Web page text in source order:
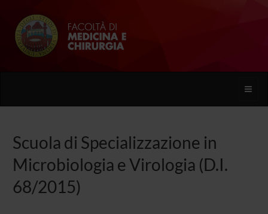
Toggle
Scuola di Specializzazione in
Microbiologia e Virologia (D.I.
68/2015)